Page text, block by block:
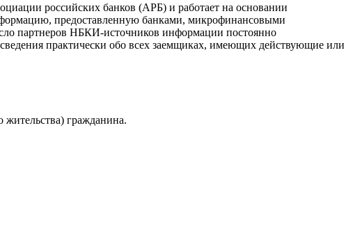
российских банков (АРБ) и работает на основании
предоставленную банками, микрофинансовыми
партнеров НБКИ-источников информации постоянно
практически обо всех заемщиках, имеющих действующие или
жительства) гражданина.